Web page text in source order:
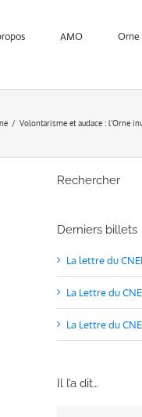
AMO Orne
Volontarisme et audace : l’Orne
Rechercher
Derniers billets
La lettre du
La Lettre du
La Lettre du
Il l’a dit…